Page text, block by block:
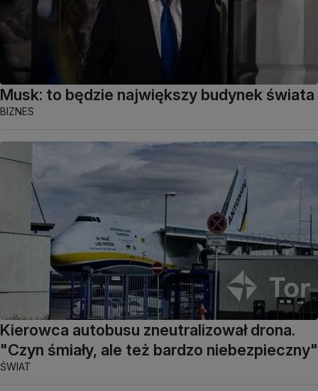
Musk: to będzie największy budynek świata
BIZNES
Kierowca autobusu zneutralizował drona.
"Czyn śmiały, ale też bardzo niebezpieczny"
ŚWIAT